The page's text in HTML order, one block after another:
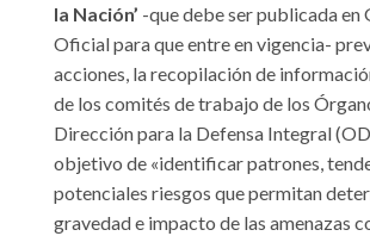
la Nación’ -que debe ser publicada en
Oficial para que entre en vigencia-
acciones, la recopilación de
de los comités de trabajo de los
Dirección para la Defensa Integral
objetivo de «identificar patrones,
potenciales riesgos que permitan
gravedad e impacto de las amenazas